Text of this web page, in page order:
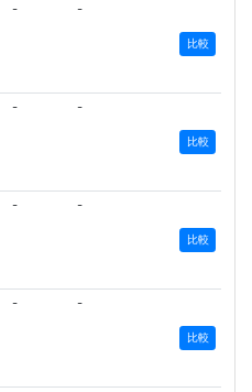
- -
比較
- -
比較
- -
比較
- -
比較